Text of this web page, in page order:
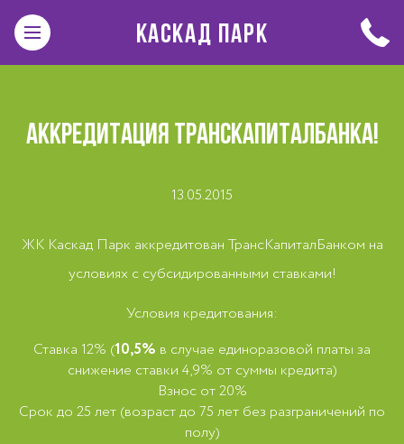
КАСКАД ПАРК
АККРЕДИТАЦИЯ ТРАНСКАПИТАЛБАНКА!
13.05.2015
ЖК Каскад Парк аккредитован ТрансКапиталБанком на
условиях с субсидированными ставками!
Условия кредитования:
Ставка 12% (10,5% в случае единоразовой платы за
снижение ставки 4,9% от суммы кредита)
Взнос от 20%
Срок до 25 лет (возраст до 75 лет без разграничений по
полу)